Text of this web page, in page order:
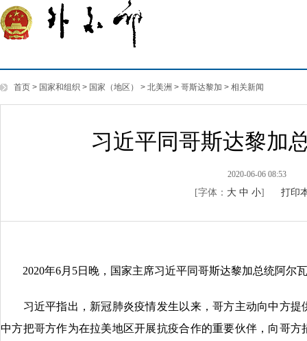
首页 > 国家和组织 > 国家（地区） > 北美洲 > 哥斯达黎加 > 相关新闻
习近平同哥斯达黎加
2020-06-06 08:53
[字体： 大 中 小] 打印
2020年6月5日晚，国家主席习近平同哥斯达黎加总统阿尔
习近平指出，新冠肺炎疫情发生以来，哥方主动向中方提
中方把哥方作为在拉美地区开展抗疫合作的重要伙伴，向哥